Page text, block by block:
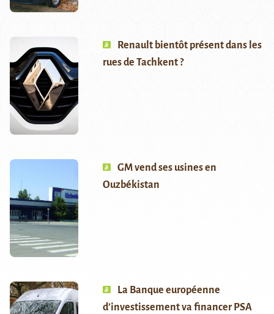
Renault bientôt présent dans les
rues de Tachkent ?
GM vend ses usines en
Ouzbékistan
La Banque européenne
d’investissement va financer PSA